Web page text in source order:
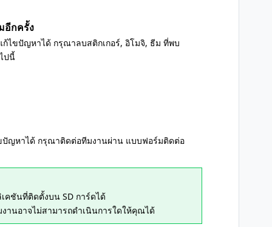
อีกครั้ง
ก้ไขปัญหาได้ กรุณาลบสติกเกอร์, อิโมจิ, ธีม ที่พบ
ปนี้
ญหาได้ กรุณาติดต่อทีมงานผ่าน แบบฟอร์มติดต่อ
คชันที่ติดตั้งบน SD การ์ดได้
านอาจไม่สามารถดำเนินการใดให้คุณได้